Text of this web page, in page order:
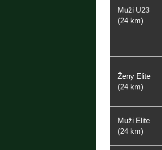
Muži U23
(24 km)
Ženy Elite
(24 km)
Muži Elite
(24 km)